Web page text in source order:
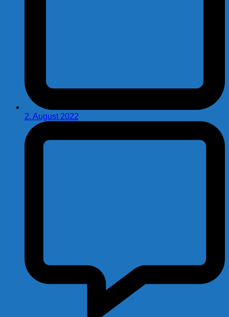
2. August 2022